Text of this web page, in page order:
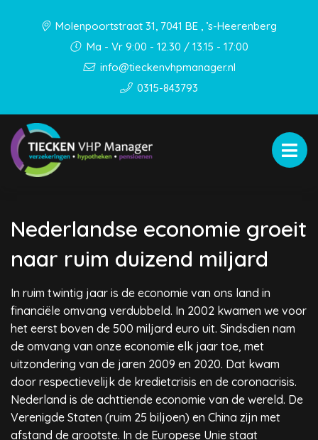
Molenpoortstraat 31, 7041 BE , ’s-Heerenberg
Ma - Vr 9:00 - 12.30 / 13.15 - 17:00
info@tieckenvhpmanager.nl
0315-843793
Nederlandse economie groeit
naar ruim duizend miljard
In ruim twintig jaar is de economie van ons land in
financiële omvang verdubbeld. In 2002 kwamen we voor
het eerst boven de 500 miljard euro uit. Sindsdien nam
de omvang van onze economie elk jaar toe, met
uitzondering van de jaren 2009 en 2020. Dat kwam
door respectievelijk de kredietcrisis en de coronacrisis.
Nederland is de achttiende economie van de wereld. De
Verenigde Staten (ruim 25 biljoen) en China zijn met
afstand de grootste. In de Europese Unie staat